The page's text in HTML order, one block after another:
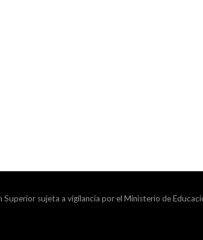
sujeta a vigilancia por el Ministerio de